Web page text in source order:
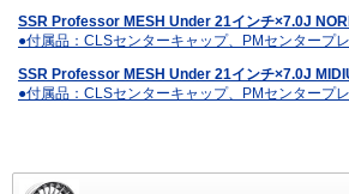
SSR Professor MESH Under 21インチ×7.0J
●付属品：CLSセンターキャップ、PMセンター
SSR Professor MESH Under 21インチ×7.0J
●付属品：CLSセンターキャップ、PMセンター